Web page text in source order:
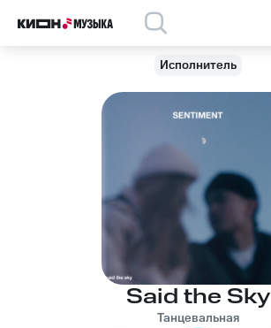
Исполнитель
Said the Sky
Танцевальная